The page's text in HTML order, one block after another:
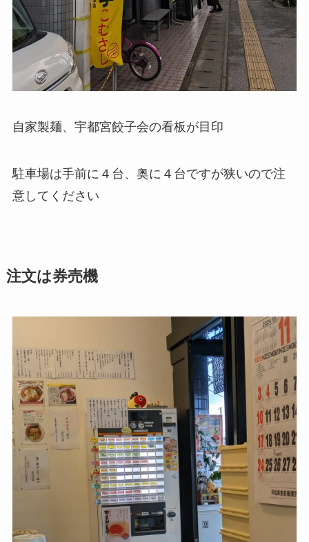
自家製麺、宇都宮餃子会の看板が目印
駐車場は手前に４台、奥に４台ですが狭いので注
意してください
注文は券売機